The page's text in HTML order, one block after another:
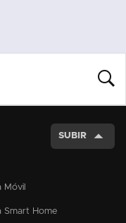
SUBIR
Móvil
Smart Home